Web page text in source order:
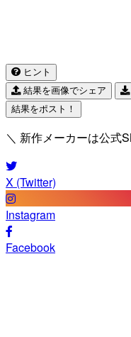
ヒント
結果を画像でシェア
結果をポスト！
＼ 新作メーカーは公式
X (Twitter)
Instagram
Facebook